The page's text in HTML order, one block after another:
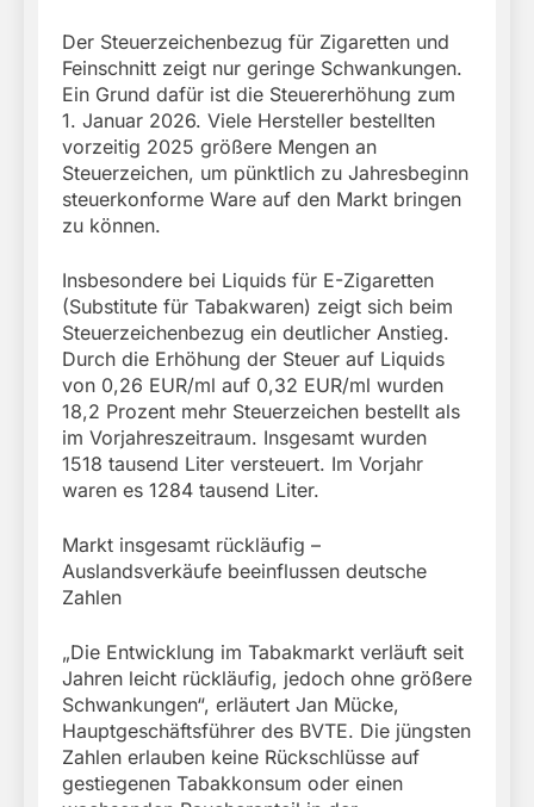
Der Steuerzeichenbezug für Zigaretten und
Feinschnitt zeigt nur geringe Schwankungen.
Ein Grund dafür ist die Steuererhöhung zum
1. Januar 2026. Viele Hersteller bestellten
vorzeitig 2025 größere Mengen an
Steuerzeichen, um pünktlich zu Jahresbeginn
steuerkonforme Ware auf den Markt bringen
zu können.
Insbesondere bei Liquids für E-Zigaretten
(Substitute für Tabakwaren) zeigt sich beim
Steuerzeichenbezug ein deutlicher Anstieg.
Durch die Erhöhung der Steuer auf Liquids
von 0,26 EUR/ml auf 0,32 EUR/ml wurden
18,2 Prozent mehr Steuerzeichen bestellt als
im Vorjahreszeitraum. Insgesamt wurden
1518 tausend Liter versteuert. Im Vorjahr
waren es 1284 tausend Liter.
Markt insgesamt rückläufig –
Auslandsverkäufe beeinflussen deutsche
Zahlen
„Die Entwicklung im Tabakmarkt verläuft seit
Jahren leicht rückläufig, jedoch ohne größere
Schwankungen“, erläutert Jan Mücke,
Hauptgeschäftsführer des BVTE. Die jüngsten
Zahlen erlauben keine Rückschlüsse auf
gestiegenen Tabakkonsum oder einen